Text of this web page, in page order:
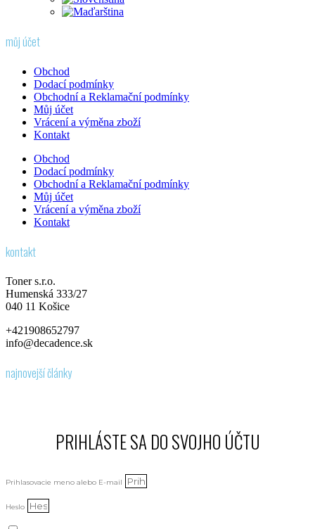
můj účet
Obchod
Dodací podmínky
Obchodní a Reklamační podmínky
Můj účet
Vrácení a výměna zboží
Kontakt
Obchod
Dodací podmínky
Obchodní a Reklamační podmínky
Můj účet
Vrácení a výměna zboží
Kontakt
kontakt
Toner s.r.o.
Humenská 333/27
040 11 Košice
+421908652797
info@decadence.sk
najnovejší články
PRIHLÁSTE SA DO SVOJHO ÚČTU
Prihlasovacie meno alebo E-mail
Heslo